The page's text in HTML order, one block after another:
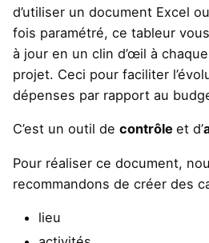
d’utiliser un document Excel
fois paramétré, ce tableur
à jour en un clin d’œil à
projet. Ceci pour faciliter
dépenses par rapport au
C’est un outil de contrôle et d’
Pour réaliser ce document,
recommandons de créer des
lieu